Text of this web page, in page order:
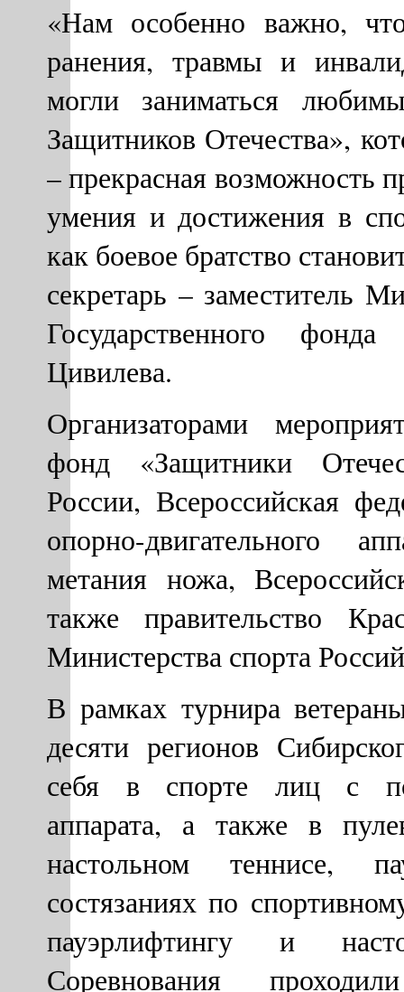
«Нам особенно важно,
ранения, травмы и
могли заниматься
Защитников Отечества»,
– прекрасная возможность
умения и достижения в
как боевое братство
секретарь – заместитель
Государственного
Цивилева.
Организаторами
фонд «Защитники
России, Всероссийская
опорно-двигательного
метания ножа,
также правительство
Министерства спорта
В рамках турнира
десяти регионов
себя в спорте лиц с
аппарата, а также в
настольном теннисе,
состязаниях по
пауэрлифтингу и
Соревнования